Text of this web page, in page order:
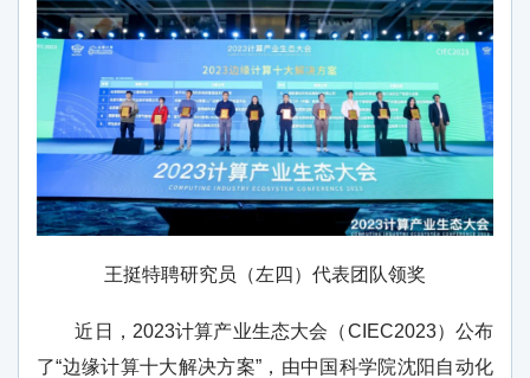
王挺特聘研究员（左四）代表团队领奖
近日， 2023计算产业生态大会（CIEC2023）公布
了“边缘计算十大解决方案”，由中国科学院沈阳自动化